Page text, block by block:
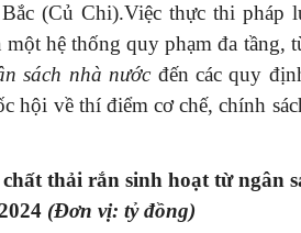
(Củ Chi).Việc thực thi pháp
hệ thống quy phạm đa tầng,
sách nhà nước đến các quy
hội về thí điểm cơ chế, chính
chất thải rắn sinh hoạt từ ngân
(Đơn vị: tỷ đồng)